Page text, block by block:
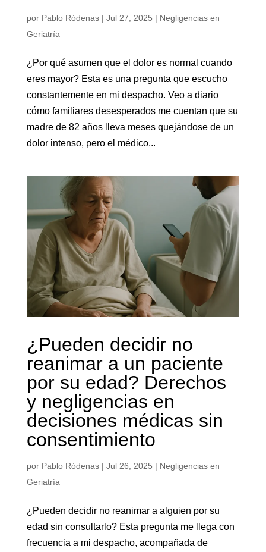
por Pablo Ródenas| Jul 27, 2025 | Negligencias en
Geriatría
¿Por qué asumen que el dolor es normal cuando
eres mayor? Esta es una pregunta que escucho
constantemente en mi despacho. Veo a diario
cómo familiares desesperados me cuentan que su
madre de 82 años lleva meses quejándose de un
dolor intenso, pero el médico...
¿Pueden decidir no
reanimar a un paciente
por su edad? Derechos
y negligencias en
decisiones médicas sin
consentimiento
por Pablo Ródenas| Jul 26, 2025 | Negligencias en
Geriatría
¿Pueden decidir no reanimar a alguien por su
edad sin consultarlo? Esta pregunta me llega con
frecuencia a mi despacho, acompañada de